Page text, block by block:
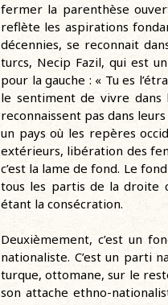
fermer la parenthèse
reflète les aspirations
décennies, se reconnait
turcs, Necip Fazil, qui est
pour la gauche : « Tu es
le sentiment de vivre dans
reconnaissent pas dans
un pays où les repères
extérieurs, libération des
c’est la lame de fond. Le
tous les partis de la droite
étant la consécration.
Deuxièmement, c’est un
nationaliste. C’est un parti
turque, ottomane, sur le
son attache ethno-